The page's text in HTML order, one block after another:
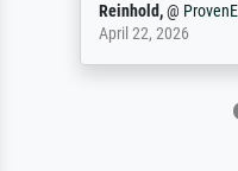
Reinhold,@
April 22, 2026